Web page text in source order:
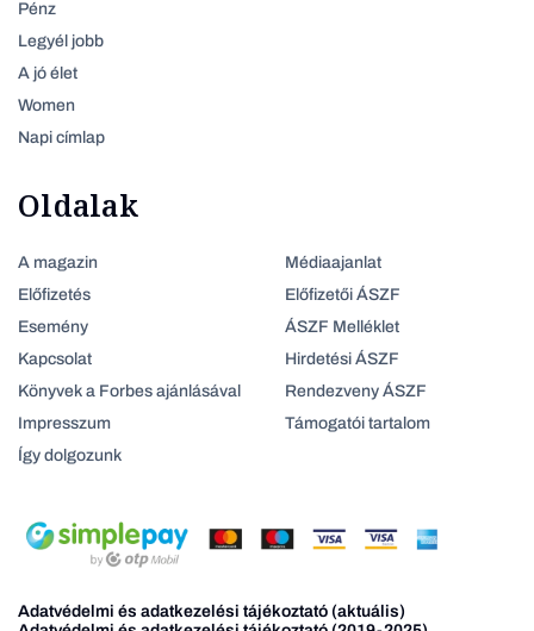
Pénz
Legyél jobb
A jó élet
Women
Napi címlap
Oldalak
A magazin
Előfizetés
Esemény
Kapcsolat
Könyvek a Forbes ajánlásával
Impresszum
Így dolgozunk
Médiaajanlat
Előfizetői ÁSZF
ÁSZF Melléklet
Hirdetési ÁSZF
Rendezveny ÁSZF
Támogatói tartalom
Adatvédelmi és adatkezelési tájékoztató (aktuális)